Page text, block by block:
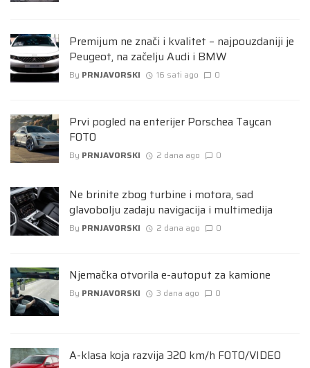
Premijum ne znači i kvalitet – najpouzdaniji je
Peugeot, na začelju Audi i BMW
By PRNJAVORSKI 16 sati ago 0
Prvi pogled na enterijer Porschea Taycan
FOTO
By PRNJAVORSKI 2 dana ago 0
Ne brinite zbog turbine i motora, sad
glavobolju zadaju navigacija i multimedija
By PRNJAVORSKI 2 dana ago 0
Njemačka otvorila e-autoput za kamione
By PRNJAVORSKI 3 dana ago 0
A-klasa koja razvija 320 km/h FOTO/VIDEO